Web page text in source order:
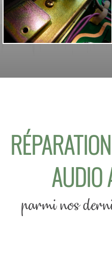
AUDIO
parmi nos